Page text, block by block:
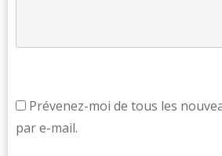
Prévenez-moi de tous les
par e-mail.